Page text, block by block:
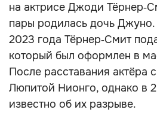
на актрисе Джоди
пары родилась дочь Джуно.
2023 года Тёрнер‑Смит
который был оформлен в
После расставания актёра
Люпитой Нионго, однако в
известно об их разрыве.